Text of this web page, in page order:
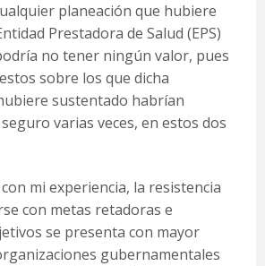
planeación que hubiere
Prestadora de Salud (EPS)
no tener ningún valor, pues
sobre los que dicha
sustentado habrían
varias veces, en estos dos
mi experiencia, la resistencia
con metas retadoras e
se presenta con mayor
gubernamentales